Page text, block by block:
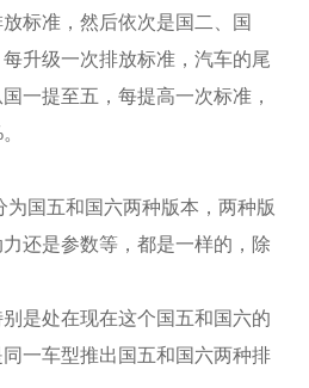
标准，然后依次是国二、国
升级一次排放标准，汽车的尾
一提至五，每提高一次标准，
国五和国六两种版本，两种版
还是参数等，都是一样的，除
是处在现在这个国五和国六的
一车型推出国五和国六两种排